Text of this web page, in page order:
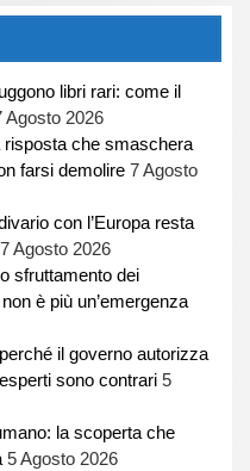
libri rari: come il
Agosto 2026
risposta che smaschera
farsi demolire 7 Agosto
con l’Europa resta
7 Agosto 2026
sfruttamento dei
è più un’emergenza
il governo autorizza
sono contrari 5
la scoperta che
5 Agosto 2026